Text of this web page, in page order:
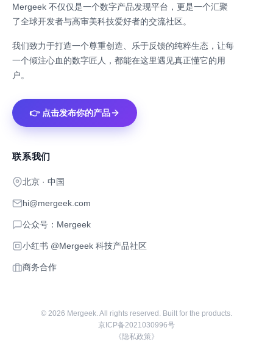
Mergeek 不仅仅是一个数字产品发现平台，更是一个汇聚
了全球开发者与高审美科技爱好者的交流社区。
我们致力于打造一个尊重创造、乐于反馈的纯粹生态，让每
一个倾注心血的数字匠人，都能在这里遇见真正懂它的用
户。
👉 点击发布你的产品
联系我们
北京 · 中国
hi@mergeek.com
公众号：Mergeek
小红书 @Mergeek 科技产品社区
商务合作
© 2026 Mergeek. All rights reserved. Built for the products.
京ICP备2021030996号
《隐私政策》